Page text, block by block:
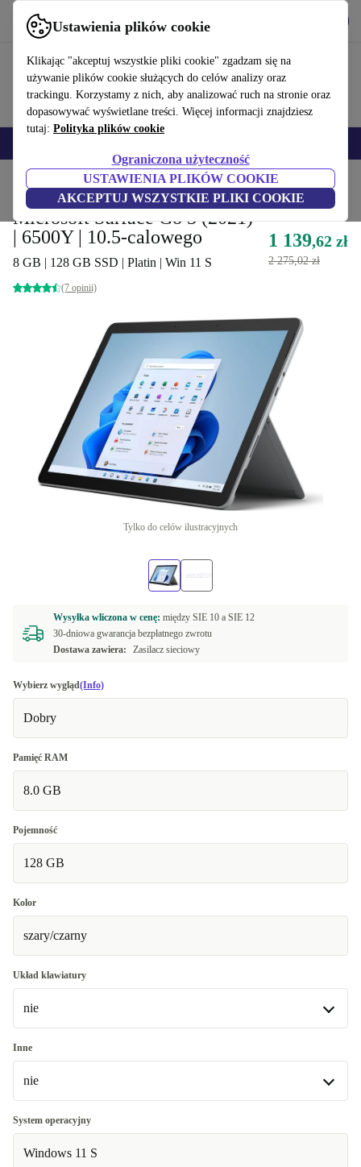
Ustawienia plików cookie
Klikając "akceptuj wszystkie pliki cookie" zgadzam się na
używanie plików cookie służących do celów analizy oraz
trackingu. Korzystamy z nich, aby analizować ruch na stronie oraz
dopasowywać wyświetlane treści. Więcej informacji znajdziesz
tutaj: Polityka plików cookie
Ograniczona użyteczność
USTAWIENIA PLIKÓW COOKIE
AKCEPTUJ WSZYSTKIE PLIKI COOKIE
Korzystaj z refurbed szybko i łatwo
Produkty Laptopy Konwertowalne 2 w 1
Microsoft Surface Go 3 (2021)
| 6500Y | 10.5-calowego
8 GB | 128 GB SSD | Platin | Win 11 S
(7 opinii)
1 139,62 zł
2 275,02 zł
Tylko do celów ilustracyjnych
Wysyłka wliczona w cenę: między SIE 10 a SIE 12
30-dniowa gwarancja bezpłatnego zwrotu
Dostawa zawiera:
Zasilacz sieciowy
Wybierz wygląd(Info)
Dobry
Pamięć RAM
8.0 GB
Pojemność
128 GB
Kolor
szary/czarny
Układ klawiatury
nie
nie
ND (Nordycki) +215,03 zł
UK (Angielski UK)
US (Angielski US)
Inne
nie
Surface Dock
kompatybilny rysik
System operacyjny
Windows 11 S